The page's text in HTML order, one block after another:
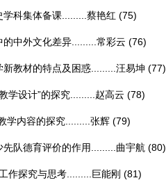
科集体备课......... 蔡艳红 (75)
中外文化差异......... 常彩云 (76)
教材的特点及困惑......... 汪易坤 (77)
学设计”的探究......... 赵高云 (78)
学内容的探究......... 张辉 (79)
队德育评价的作用......... 曲宇航 (80)
作探究与思考......... 巨能刚 (81)